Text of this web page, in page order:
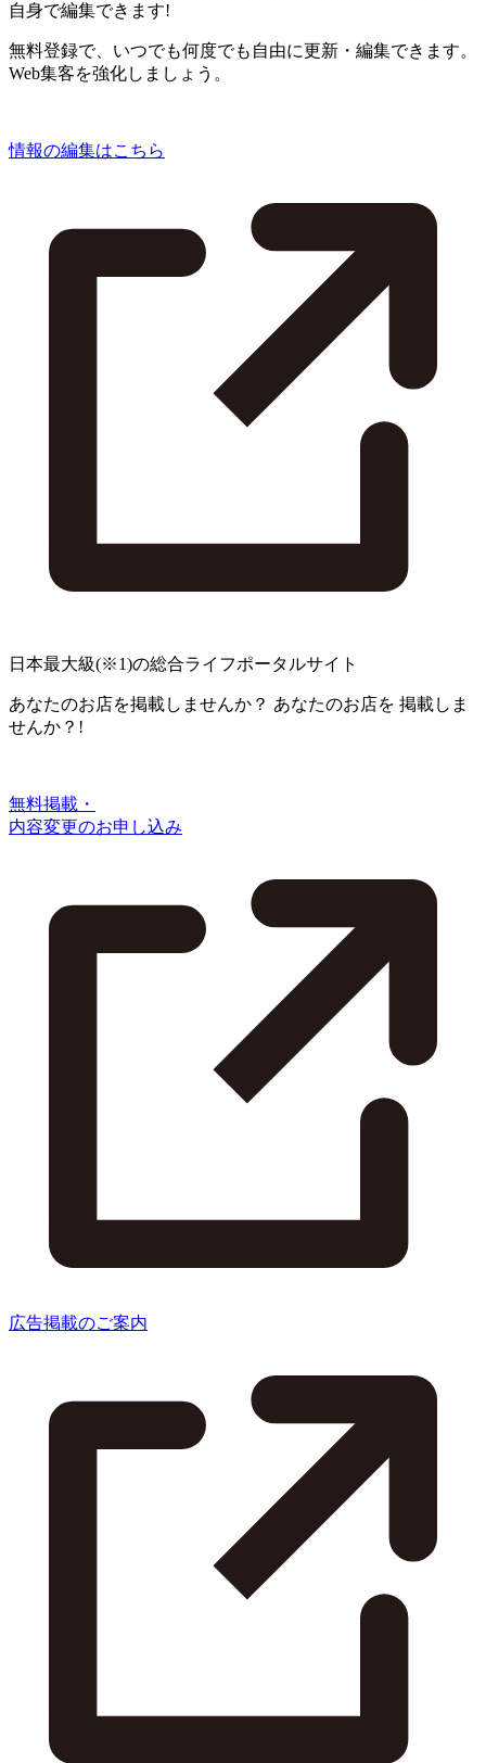
自身で編集できます!
無料登録で、いつでも何度でも自由に更新・編集できます。
Web集客を強化しましょう。
情報の編集はこちら
日本最大級(※1)の総合ライフポータルサイト
あなたのお店を掲載しませんか？ あなたのお店を 掲載しま
せんか？!
無料掲載・
内容変更のお申し込み
広告掲載のご案内